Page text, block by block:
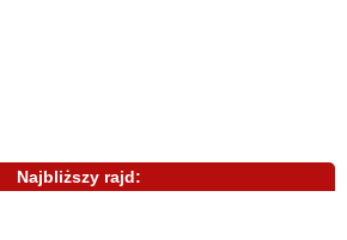
Najbliższy rajd: